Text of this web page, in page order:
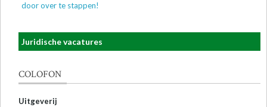
door over te stappen!
Juridische vacatures
COLOFON
Uitgeverij